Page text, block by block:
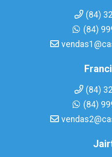
(84)
(84)
(84)
(84)